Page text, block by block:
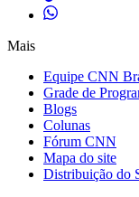
Mais
Equipe CNN
Grade de
Blogs
Colunas
Fórum CNN
Mapa do site
Distribuição do